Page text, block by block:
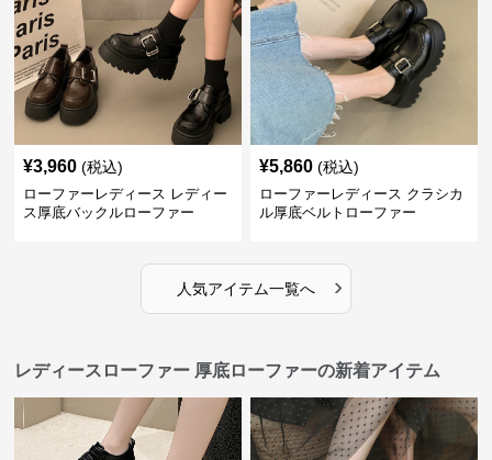
¥3,960 (税込)
ローファーレディース レディー
ス厚底バックルローファー
¥5,860 (税込)
ローファーレディース クラシカ
ル厚底ベルトローファー
人気アイテム一覧へ ›
レディースローファー 厚底ローファーの新着アイテム